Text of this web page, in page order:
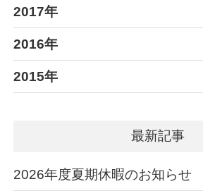
2017年
2016年
2015年
最新記事
2026年度夏期休暇のお知らせ